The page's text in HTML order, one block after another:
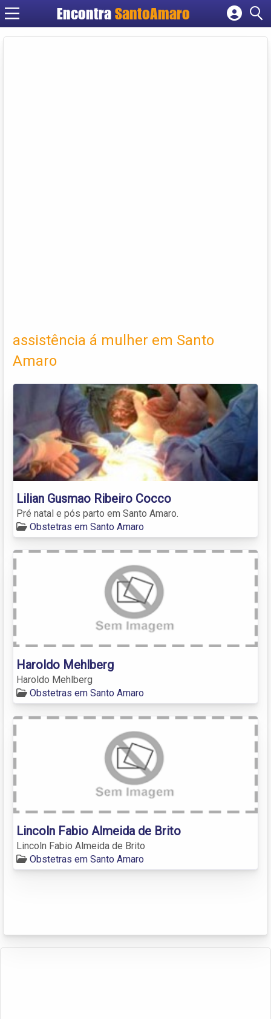
Encontra SantoAmaro
Cadastrar empresa
assistência á mulher em Santo
Amaro
Lilian Gusmao Ribeiro Cocco
Pré natal e pós parto em Santo Amaro.
Obstetras em Santo Amaro
Haroldo Mehlberg
Haroldo Mehlberg
Obstetras em Santo Amaro
Lincoln Fabio Almeida de Brito
Lincoln Fabio Almeida de Brito
Obstetras em Santo Amaro